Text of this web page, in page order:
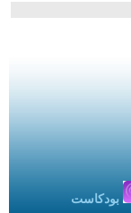
بودكاست